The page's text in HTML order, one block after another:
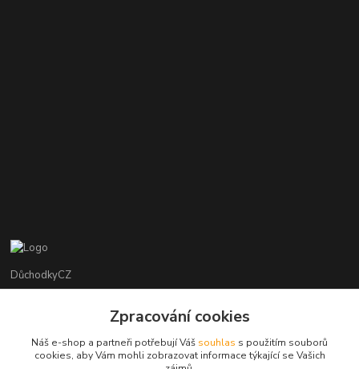
DůchodkyCZ
+420 412384749
objednavky@duchodky.cz
Zpracování cookies
Náš e-shop a partneři potřebují Váš souhlas s použitím souborů
cookies, aby Vám mohli zobrazovat informace týkající se Vašich